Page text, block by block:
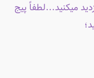
میکنید...لطفاً پیج